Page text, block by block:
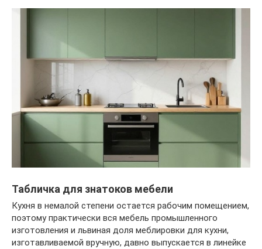
Табличка для знатоков мебели
Кухня в немалой степени остается рабочим помещением,
поэтому практически вся мебель промышленного
изготовления и львиная доля меблировки для кухни,
изготавливаемой вручную, давно выпускается в линейке